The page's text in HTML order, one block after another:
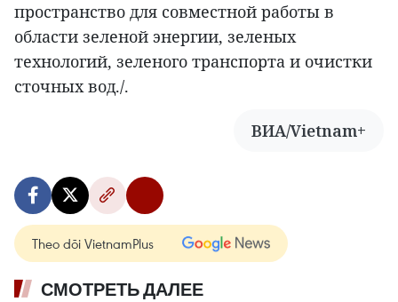
пространство для совместной работы в
области зеленой энергии, зеленых
технологий, зеленого транспорта и очистки
сточных вод./.
ВИА/Vietnam+
Theo dõi VietnamPlus
СМОТРЕТЬ ДАЛЕЕ